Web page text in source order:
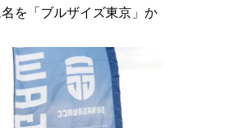
を「ブルザイズ東京」か